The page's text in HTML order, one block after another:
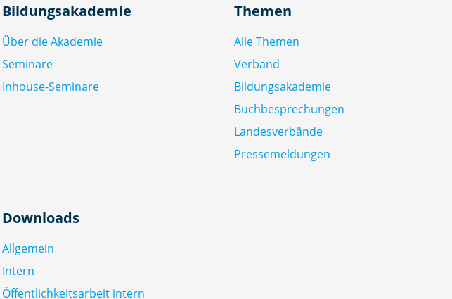
Bildungsakademie
Über die Akademie
Seminare
Inhouse-Seminare
Themen
Alle Themen
Verband
Bildungsakademie
Buchbesprechungen
Landesverbände
Pressemeldungen
Downloads
Allgemein
Intern
Öffentlichkeitsarbeit intern